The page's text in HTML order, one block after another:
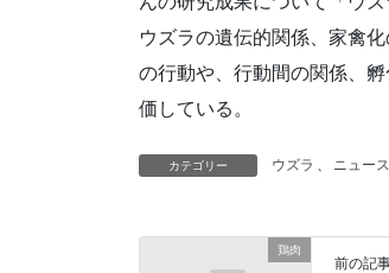
ウズラの遺伝的関係、家禽
の行動や、行動間の関係、
価している。
カテゴリー ウズラ ニュース
鶏肉
前の記